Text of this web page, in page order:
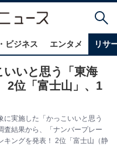
ビジネス エンタメ リサ
いと思う「東海
2位「富士山」、1
実施した「かっこいいと思う
査結果から、「ナンバープレー
キングを発表！ 2位「富士山（静